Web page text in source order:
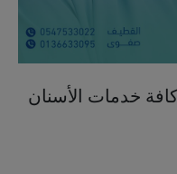
خدمات الأسنان